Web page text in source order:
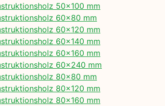
50×100 mm
60×80 mm
60×120 mm
60×140 mm
60×160 mm
60×240 mm
80×80 mm
80×120 mm
80×160 mm